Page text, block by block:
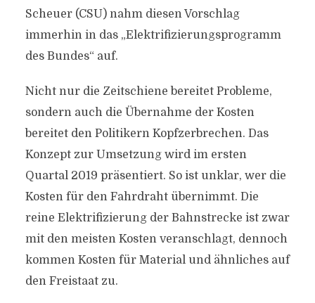
Scheuer (CSU) nahm diesen Vorschlag
immerhin in das „Elektrifizierungsprogramm
des Bundes“ auf.
Nicht nur die Zeitschiene bereitet Probleme,
sondern auch die Übernahme der Kosten
bereitet den Politikern Kopfzerbrechen. Das
Konzept zur Umsetzung wird im ersten
Quartal 2019 präsentiert. So ist unklar, wer die
Kosten für den Fahrdraht übernimmt. Die
reine Elektrifizierung der Bahnstrecke ist zwar
mit den meisten Kosten veranschlagt, dennoch
kommen Kosten für Material und ähnliches auf
den Freistaat zu.